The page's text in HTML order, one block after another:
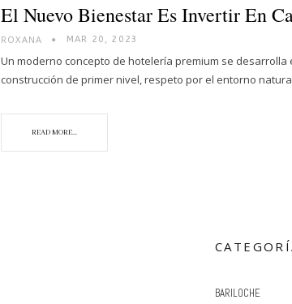
El Nuevo Bienestar Es Invertir En
ROXANA MAR 20, 2023
Un moderno concepto de hotelería premium se
construcción de primer nivel, respeto por el entorno
READ MORE...
BARILOCHE